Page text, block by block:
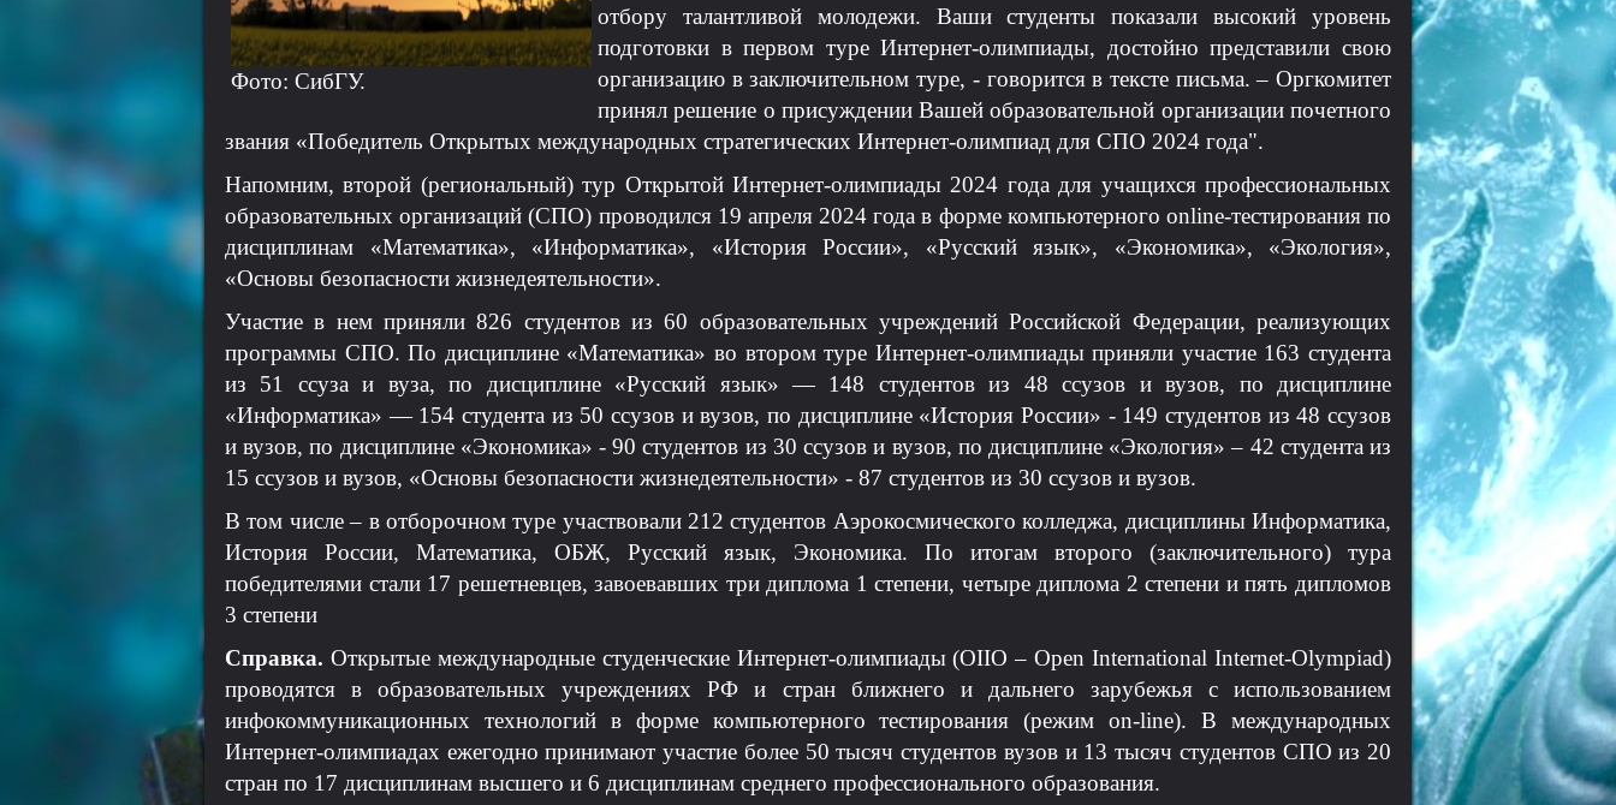
Фото: СибГУ.
отбору талантливой молодежи. Ваши студенты показали высокий уровень
подготовки в первом туре Интернет-олимпиады, достойно представили свою
организацию в заключительном туре, - говорится в тексте письма. – Оргкомитет
принял решение о присуждении Вашей образовательной организации почетного
звания «Победитель Открытых международных стратегических Интернет-олимпиад для СПО 2024 года".
Напомним, второй (региональный) тур Открытой Интернет-олимпиады 2024 года для учащихся профессиональных
образовательных организаций (СПО) проводился 19 апреля 2024 года в форме компьютерного online-тестирования по
дисциплинам «Математика», «Информатика», «История России», «Русский язык», «Экономика», «Экология»,
«Основы безопасности жизнедеятельности».
Участие в нем приняли 826 студентов из 60 образовательных учреждений Российской Федерации, реализующих
программы СПО. По дисциплине «Математика» во втором туре Интернет-олимпиады приняли участие 163 студента
из 51 ссуза и вуза, по дисциплине «Русский язык» — 148 студентов из 48 ссузов и вузов, по дисциплине
«Информатика» — 154 студента из 50 ссузов и вузов, по дисциплине «История России» - 149 студентов из 48 ссузов
и вузов, по дисциплине «Экономика» - 90 студентов из 30 ссузов и вузов, по дисциплине «Экология» – 42 студента из
15 ссузов и вузов, «Основы безопасности жизнедеятельности» - 87 студентов из 30 ссузов и вузов.
В том числе – в отборочном туре участвовали 212 студентов Аэрокосмического колледжа, дисциплины Информатика,
История России, Математика, ОБЖ, Русский язык, Экономика. По итогам второго (заключительного) тура
победителями стали 17 решетневцев, завоевавших три диплома 1 степени, четыре диплома 2 степени и пять дипломов
3 степени
Справка. Открытые международные студенческие Интернет-олимпиады (OIIO – Open International Internet-Olympiad)
проводятся в образовательных учреждениях РФ и стран ближнего и дальнего зарубежья с использованием
инфокоммуникационных технологий в форме компьютерного тестирования (режим on-line). В международных
Интернет-олимпиадах ежегодно принимают участие более 50 тысяч студентов вузов и 13 тысяч студентов СПО из 20
стран по 17 дисциплинам высшего и 6 дисциплинам среднего профессионального образования.